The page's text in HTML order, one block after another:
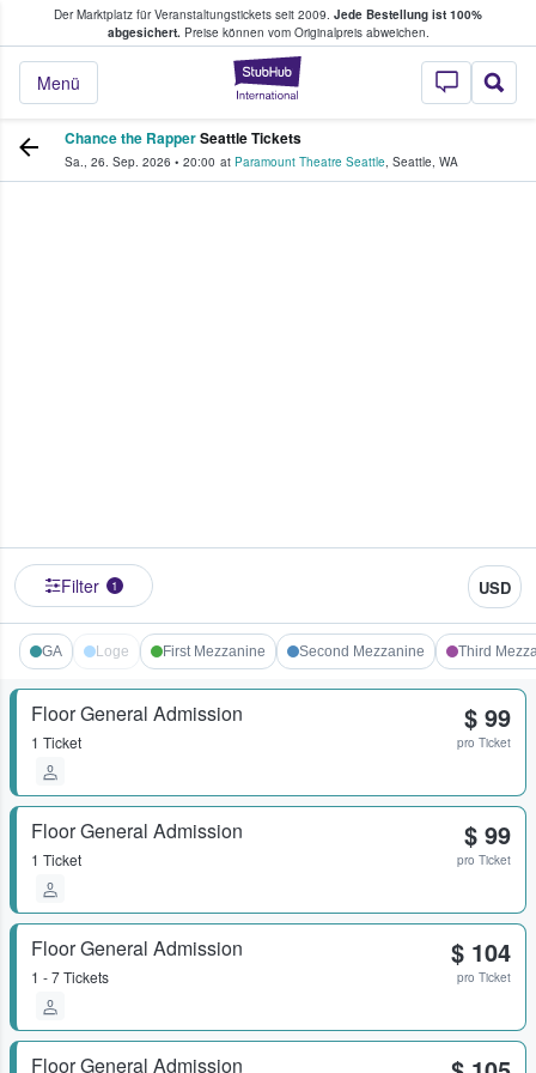
Der Marktplatz für Veranstaltungstickets seit 2009. Jede Bestellung ist 100%
abgesichert.Preise können vom Originalpreis abweichen.
StubHub - Wo
Menü
Tickets kaufen & verkaufen
Chance the RapperSeattle Tickets
Sa., 26. Sep. 2026 • 20:00 at Paramount Theatre Seattle, Seattle, WA
Filter 1 USD
GA Loge First Mezzanine Second Mezzanine Third
Floor General Admission
1 Ticket
$ 99
pro Ticket
Floor General Admission
1 Ticket
$ 99
pro Ticket
Floor General Admission
1 - 7 Tickets
$ 104
pro Ticket
Floor General Admission